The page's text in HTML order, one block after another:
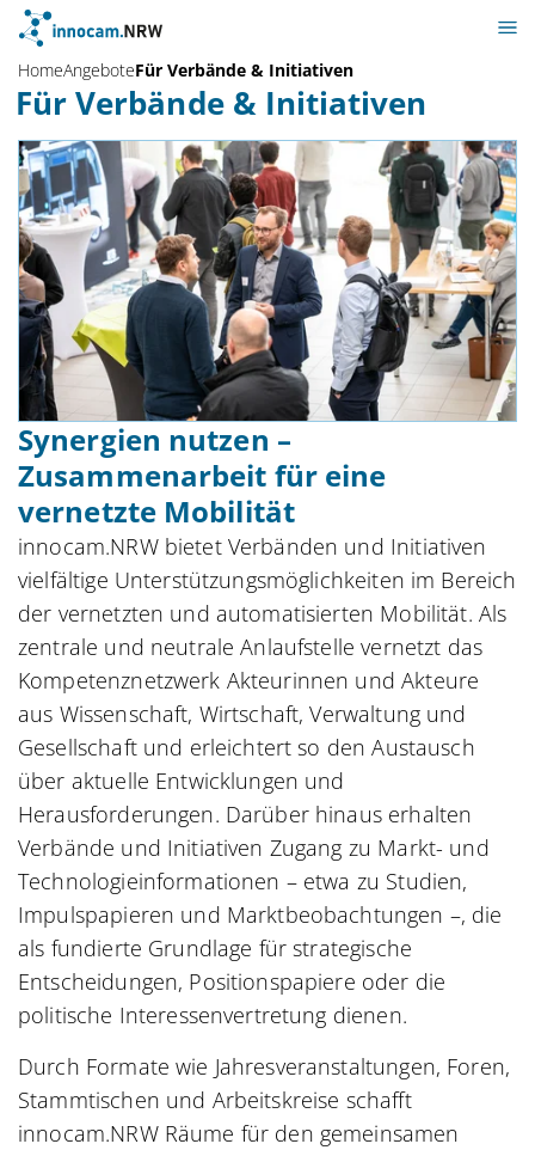
HomeAngeboteFür Verbände & Initiativen
Für Verbände & Initiativen
Synergien nutzen –
Zusammenarbeit für eine
vernetzte Mobilität
innocam.NRW bietet Verbänden und Initiativen
vielfältige Unterstützungsmöglichkeiten im Bereich
der vernetzten und automatisierten Mobilität. Als
zentrale und neutrale Anlaufstelle vernetzt das
Kompetenznetzwerk Akteurinnen und Akteure
aus Wissenschaft, Wirtschaft, Verwaltung und
Gesellschaft und erleichtert so den Austausch
über aktuelle Entwicklungen und
Herausforderungen. Darüber hinaus erhalten
Verbände und Initiativen Zugang zu Markt- und
Technologieinformationen – etwa zu Studien,
Impulspapieren und Marktbeobachtungen –, die
als fundierte Grundlage für strategische
Entscheidungen, Positionspapiere oder die
politische Interessenvertretung dienen.
Durch Formate wie Jahresveranstaltungen, Foren,
Stammtischen und Arbeitskreise schafft
innocam.NRW Räume für den gemeinsamen